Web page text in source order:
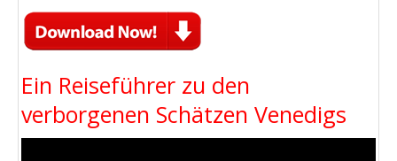
Ein Reiseführer zu den
verborgenen Schätzen Venedigs